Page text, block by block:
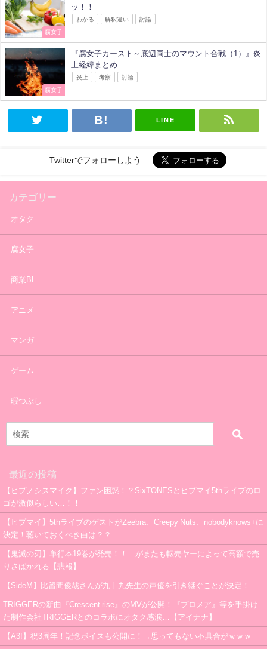
腐女子
ッ！！
わかる 解釈違い 討論
腐女子
『腐女子カースト～底辺同士のマウント合戦（1）』炎
上経緯まとめ
炎上 考察 討論
LINE
Twitterでフォローしよう
カテゴリー
オタク
腐女子
商業BL
アニメ
マンガ
ゲーム
暇つぶし
最近の投稿
【ヒプノシスマイク】ファン困惑！？SixTONESとヒプマイ5thライブのロ
ゴが激似らしい…！！
【ヒプマイ】5thライブのゲストがZeebra、Creepy Nuts、nobodyknows+に
決定！聴いておくべき曲は？？
【鬼滅の刃】単行本19巻が発売！！…がまたも転売ヤーによって高額で売
りさばかれる【悲報】
【SideM】比留間俊哉さんが九十九先生の声優を引き継ぐことが決定！
TRIGGERの新曲『Crescent rise』のMVが公開！『プロメア』等を手掛け
た制作会社TRIGGERとのコラボにオタク感涙…【アイナナ】
【A3!】祝3周年！記念ボイスも公開に！→思ってもない不具合がｗｗｗ